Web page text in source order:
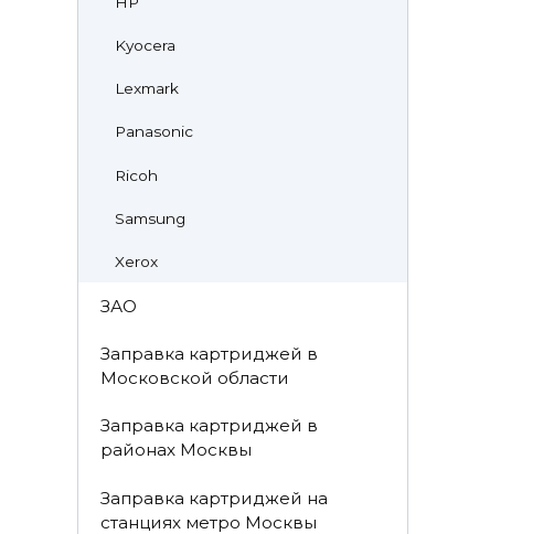
Kyocera
Lexmark
Panasonic
Ricoh
Samsung
Xerox
ЗАО
Заправка картриджей в
Московской области
Заправка картриджей в
районах Москвы
Заправка картриджей на
станциях метро Москвы